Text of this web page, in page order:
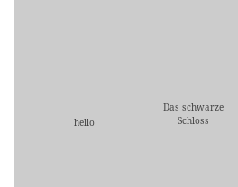
hello
Das schwarze
Schloss